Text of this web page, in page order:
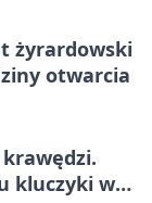
żyrardowski
otwarcia
krawędzi.
kluczyki w